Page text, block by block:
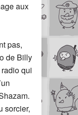
aux
pas,
de Billy
qui
sorcier,